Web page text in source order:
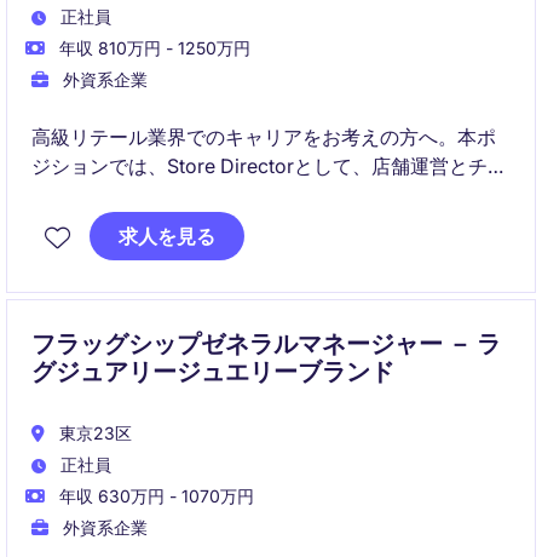
正社員
年収 810万円 - 1250万円
外資系企業
高級リテール業界でのキャリアをお考えの方へ。本ポ
ジションでは、Store Directorとして、店舗運営とチー
す。
求人を見る
フラッグシップゼネラルマネージャー － ラ
グジュアリージュエリーブランド
東京23区
正社員
年収 630万円 - 1070万円
外資系企業